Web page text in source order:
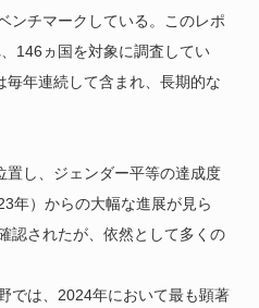
ンチマークしている。このレポ
146ヵ国を対象に調査してい
年連続して含まれ、長期的な
置し、ジェンダー平等の達成度
年）からの大幅な進展が見ら
認されたが、依然として多くの
では、2024年において最も顕著